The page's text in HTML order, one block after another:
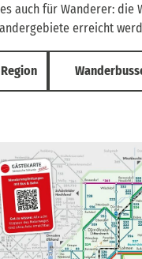
auch für Wanderer: die
erreicht